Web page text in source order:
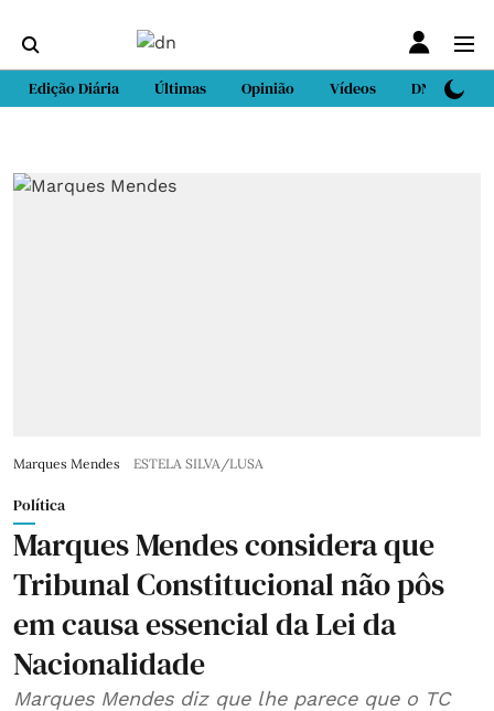
Edição Diária Últimas Opinião Vídeos DN Sport
Marques Mendes ESTELA SILVA/LUSA
Política
Marques Mendes considera que
Tribunal Constitucional não pôs
em causa essencial da Lei da
Nacionalidade
Marques Mendes diz que lhe parece que o TC